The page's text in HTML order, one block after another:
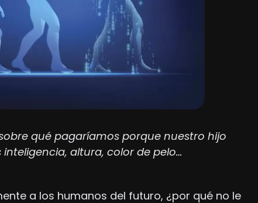
qué pagaríamos porque nuestro hijo
altura, color de pelo…
a los humanos del futuro, ¿por qué no le